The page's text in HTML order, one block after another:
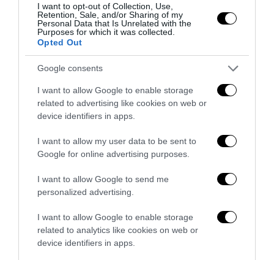
I want to opt-out of Collection, Use,
Retention, Sale, and/or Sharing of my
Personal Data that Is Unrelated with the
Purposes for which it was collected.
Opted Out
Google consents
I want to allow Google to enable storage
related to advertising like cookies on web or
device identifiers in apps.
I want to allow my user data to be sent to
Google for online advertising purposes.
I want to allow Google to send me
personalized advertising.
I want to allow Google to enable storage
related to analytics like cookies on web or
device identifiers in apps.
Senso del sacro, fiuto del gol: Mikel Merino e una
Spagna tornata alle origini